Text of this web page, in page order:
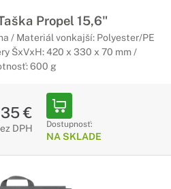
Propel 15,6"
/ Materiál vonkajší: Polyester/PE
ŠxVxH: 420 x 330 x 70 mm /
600 g
€
DPH Dostupnosť:
NA SKLADE